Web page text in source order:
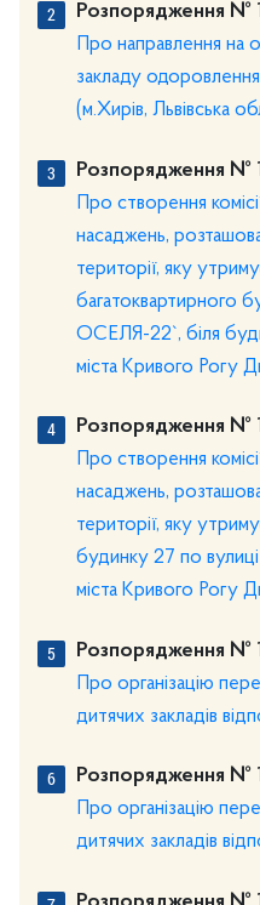
Розпорядження №
Про направлення на
закладу
(м.Хирів, Львівська
Розпорядження №
Про створення
насаджень,
території, яку
ОСЕЛЯ-22`, біля
міста Кривого Рогу
Розпорядження №
Про створення
насаджень,
території, яку
будинку 27 по
міста Кривого Рогу
Розпорядження №
Про організацію
дитячих закладів
Розпорядження №
Про організацію
дитячих закладів